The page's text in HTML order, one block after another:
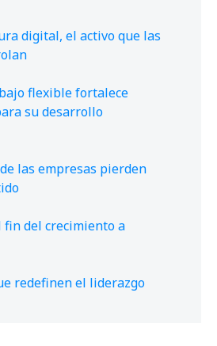
digital, el activo que las
flexible fortalece
su desarrollo
las empresas pierden
fin del crecimiento a
redefinen el liderazgo